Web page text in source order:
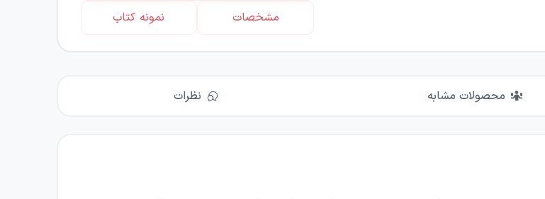
مشخصات
نمونه کتاب
محصولات مشابه نظرات